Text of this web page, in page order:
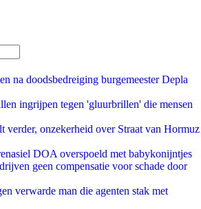
na doodsbedreiging burgemeester Depla
ingrijpen tegen 'gluurbrillen' die mensen
verder, onzekerheid over Straat van Hormuz
DOA overspoeld met babykonijntjes
geen compensatie voor schade door
verwarde man die agenten stak met